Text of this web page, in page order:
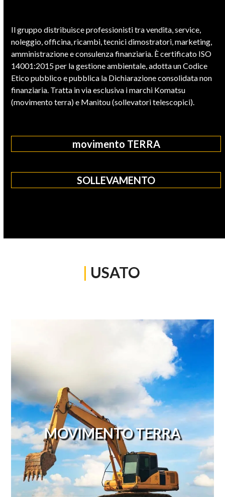
Il gruppo distribuisce professionisti tra vendita, service,
noleggio, officina, ricambi, tecnici dimostratori, marketing,
amministrazione e consulenza finanziaria. È certificato ISO
14001:2015 per la gestione ambientale, adotta un Codice
Etico pubblico e pubblica la Dichiarazione consolidata non
finanziaria. Tratta in via esclusiva i marchi Komatsu
(movimento terra) e Manitou (sollevatori telescopici).
movimento TERRA
SOLLEVAMENTO
| USATO
MOVIMENTO TERRA